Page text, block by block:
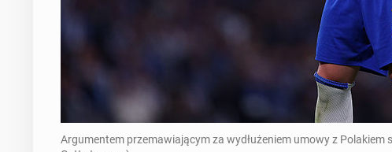
Argumentem przemawiającym za wydłużeniem umowy z